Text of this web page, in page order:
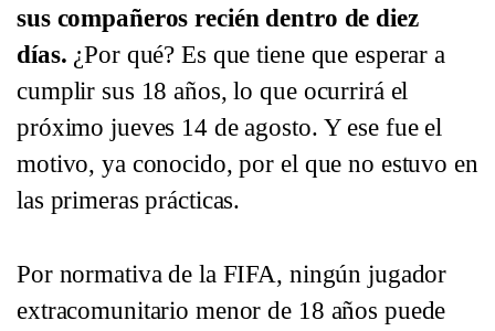
sus compañeros recién dentro de diez
días. ¿Por qué? Es que tiene que esperar a
cumplir sus 18 años, lo que ocurrirá el
próximo jueves 14 de agosto. Y ese fue el
motivo, ya conocido, por el que no estuvo en
las primeras prácticas.
Por normativa de la FIFA, ningún jugador
extracomunitario menor de 18 años puede